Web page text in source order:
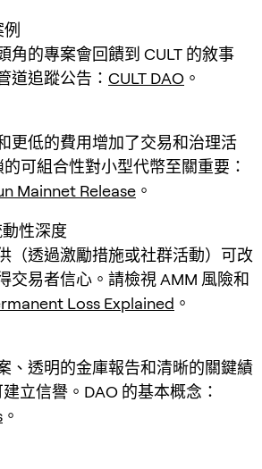
角的專案會回饋到 CULT 的敘事
道追蹤公告： CULT DAO 。
更低的費用增加了交易和治理活
可組合性對小型代幣至關重要：
Mainnet Release 。
性深度
（透過激勵措施或社群活動）可改
交易者信心。請檢視 AMM 風險和
Loss Explained 。
、透明的金庫報告和清晰的關鍵績
立信譽。DAO 的基本概念：
。